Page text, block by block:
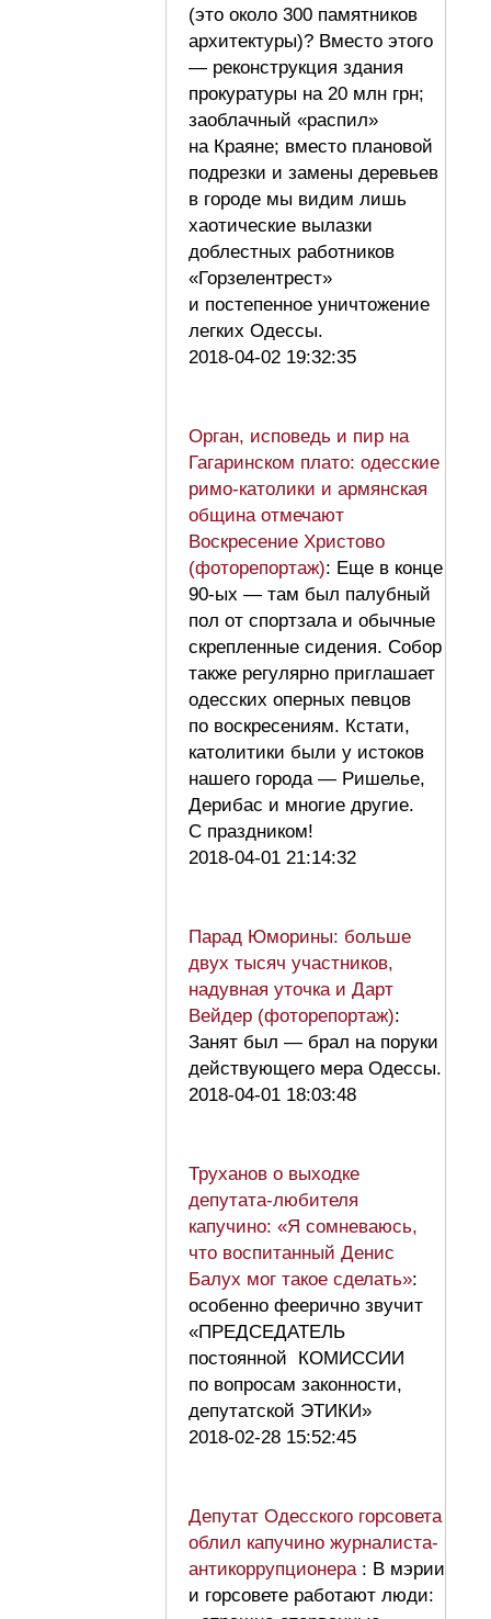
(это около 300 памятников
архитектуры)? Вместо этого
— реконструкция здания
прокуратуры на 20 млн грн;
заоблачный «распил»
на Краяне; вместо плановой
подрезки и замены деревьев
в городе мы видим лишь
хаотические вылазки
доблестных работников
«Горзелентрест»
и постепенное уничтожение
легких Одессы.
2018-04-02 19:32:35
Орган, исповедь и пир на
Гагаринском плато: одесские
римо-католики и армянская
община отмечают
Воскресение Христово
(фоторепортаж): Еще в конце
90-ых — там был палубный
пол от спортзала и обычные
скрепленные сидения. Собор
также регулярно приглашает
одесских оперных певцов
по воскресениям. Кстати,
католитики были у истоков
нашего города — Ришелье,
Дерибас и многие другие.
С праздником!
2018-04-01 21:14:32
Парад Юморины: больше
двух тысяч участников,
надувная уточка и Дарт
Вейдер (фоторепортаж):
Занят был — брал на поруки
действующего мера Одессы.
2018-04-01 18:03:48
Труханов о выходке
депутата-любителя
капучино: «Я сомневаюсь,
что воспитанный Денис
Балух мог такое сделать»:
особенно феерично звучит
«ПРЕДСЕДАТЕЛЬ
постоянной КОМИССИИ
по вопросам законности,
депутатской ЭТИКИ»
2018-02-28 15:52:45
Депутат Одесского горсовета
облил капучино журналиста-
антикоррупционера : В мэрии
и горсовете работают люди: